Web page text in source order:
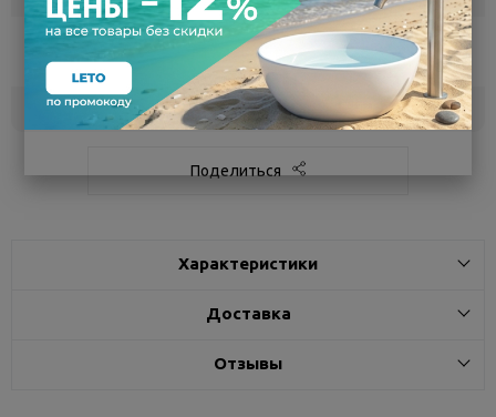
Воронеж 5
Самовывоз
сегодня
Белгород под заказ 3 - 7 дней
Поделиться
Характеристики
Доставка
Отзывы